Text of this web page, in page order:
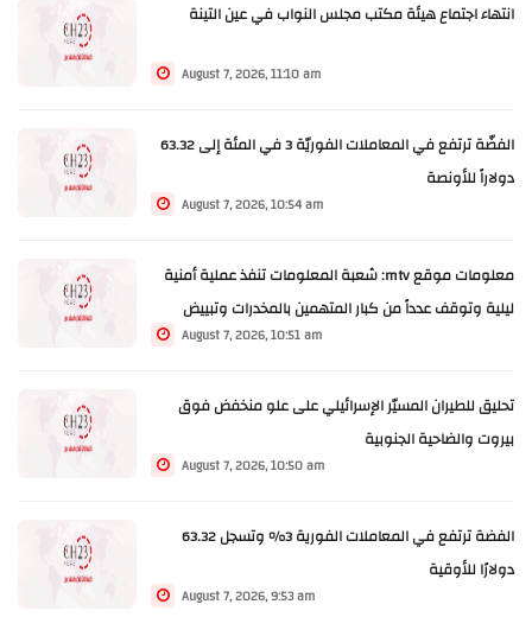
انتهاء اجتماع هيئة مكتب مجلس النواب في عين التينة
August 7, 2026, 11:10 am
الفضّة ترتفع في المعاملات الفوريّة 3 في المئة إلى 63.32
دولاراً للأونصة
August 7, 2026, 10:54 am
معلومات موقع mtv: شعبة المعلومات تنفذ عملية أمنية
ليلية وتوقف عدداً من كبار المتهمين بالمخدرات وتبييض
الأموال بينهم جورج ديب وهو احد ابرز تجار المخدرات في
August 7, 2026, 10:51 am
تحليق للطيران المسيّر الإسرائيلي على علو منخفض فوق
بيروت والضاحية الجنوبية
August 7, 2026, 10:50 am
الفضة ترتفع في المعاملات الفورية 3% وتسجل 63.32
دولارًا للأوقية
August 7, 2026, 9:53 am